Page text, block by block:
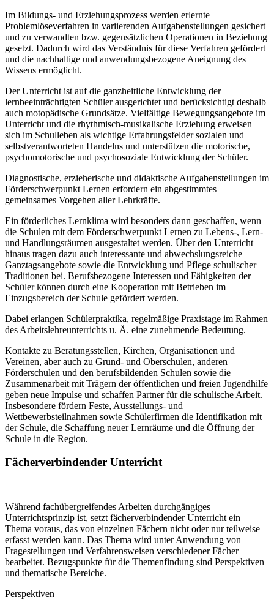
Im Bildungs- und Erziehungsprozess werden erlernte
Problemlöseverfahren in variierenden Aufgabenstellungen gesichert
und zu verwandten bzw. gegensätzlichen Operationen in Beziehung
gesetzt. Dadurch wird das Verständnis für diese Verfahren gefördert
und die nachhaltige und anwendungsbezogene Aneignung des
Wissens ermöglicht.
Der Unterricht ist auf die ganzheitliche Entwicklung der
lernbeeinträchtigten Schüler ausgerichtet und berücksichtigt deshalb
auch motopädische Grundsätze. Vielfältige Bewegungsangebote im
Unterricht und die rhythmisch-musikalische Erziehung erweisen
sich im Schulleben als wichtige Erfahrungsfelder sozialen und
selbstverantworteten Handelns und unterstützen die motorische,
psychomotorische und psychosoziale Entwicklung der Schüler.
Diagnostische, erzieherische und didaktische Aufgabenstellungen im
Förderschwerpunkt Lernen erfordern ein abgestimmtes
gemeinsames Vorgehen aller Lehrkräfte.
Ein förderliches Lernklima wird besonders dann geschaffen, wenn
die Schulen mit dem Förderschwerpunkt Lernen zu Lebens-, Lern-
und Handlungsräumen ausgestaltet werden. Über den Unterricht
hinaus tragen dazu auch interessante und abwechslungsreiche
Ganztagsangebote sowie die Entwicklung und Pflege schulischer
Traditionen bei. Berufsbezogene Interessen und Fähigkeiten der
Schüler können durch eine Kooperation mit Betrieben im
Einzugsbereich der Schule gefördert werden.
Dabei erlangen Schülerpraktika, regelmäßige Praxistage im Rahmen
des Arbeitslehreunterrichts u. Ä. eine zunehmende Bedeutung.
Kontakte zu Beratungsstellen, Kirchen, Organisationen und
Vereinen, aber auch zu Grund- und Oberschulen, anderen
Förderschulen und den berufsbildenden Schulen sowie die
Zusammenarbeit mit Trägern der öffentlichen und freien Jugendhilfe
geben neue Impulse und schaffen Partner für die schulische Arbeit.
Insbesondere fördern Feste, Ausstellungs- und
Wettbewerbsteilnahmen sowie Schülerfirmen die Identifikation mit
der Schule, die Schaffung neuer Lernräume und die Öffnung der
Schule in die Region.
Fächerverbindender Unterricht
Während fachübergreifendes Arbeiten durchgängiges
Unterrichtsprinzip ist, setzt fächerverbindender Unterricht ein
Thema voraus, das von einzelnen Fächern nicht oder nur teilweise
erfasst werden kann. Das Thema wird unter Anwendung von
Fragestellungen und Verfahrensweisen verschiedener Fächer
bearbeitet. Bezugspunkte für die Themenfindung sind Perspektiven
und thematische Bereiche.
Perspektiven